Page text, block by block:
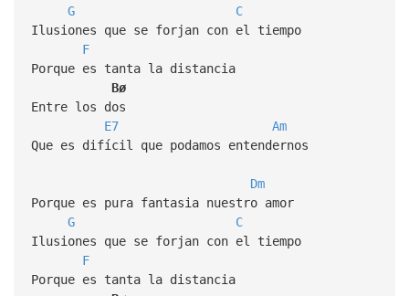
G
C
Ilusiones que se forjan con el tiempo
F
Porque es tanta la distancia
Bø
Entre los dos
E7
Am
Que es difícil que podamos entendernos
Dm
Porque es pura fantasia nuestro amor
G
C
Ilusiones que se forjan con el tiempo
F
Porque es tanta la distancia